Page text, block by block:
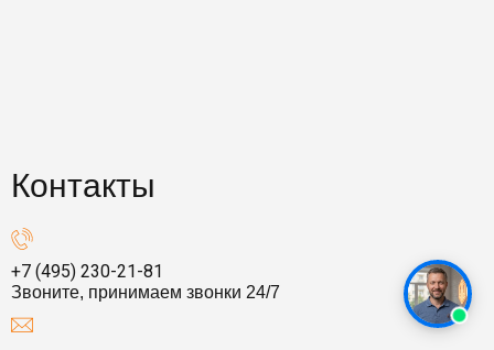
Контакты
+7 (495) 230-21-81
Звоните, принимаем звонки 24/7